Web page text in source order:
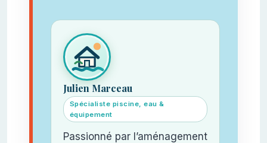
Julien Marceau
Spécialiste piscine, eau &
équipement
Passionné par l’aménagement